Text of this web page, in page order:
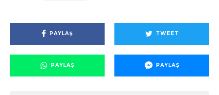
PAYLAŞ TWEET
PAYLAŞ PAYLAŞ